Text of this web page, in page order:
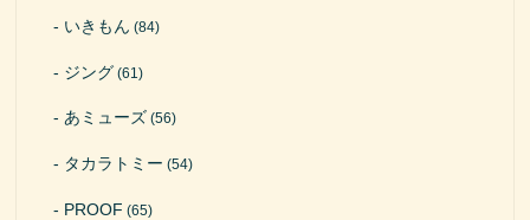
いきもん (84)
ジング (61)
あミューズ (56)
タカラトミー (54)
PROOF (65)